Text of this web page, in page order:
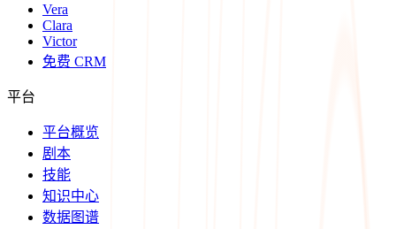
Vera
Clara
Victor
免费 CRM
平台
平台概览
剧本
技能
知识中心
数据图谱